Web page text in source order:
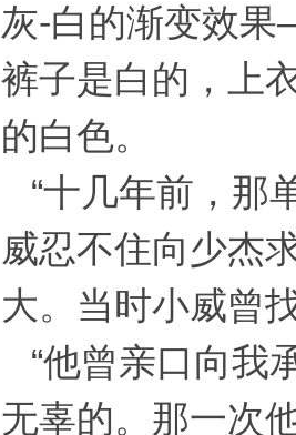
灰-白的渐变效
裤子是白的，上
的白色。
“十几年前，那
威忍不住向少杰
大。当时小威曾
“他曾亲口向我
无辜的。那一次